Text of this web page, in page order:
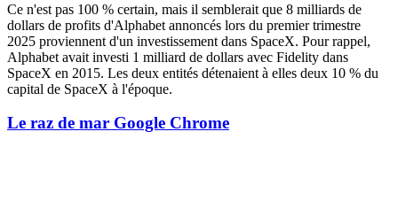
Ce n'est pas 100 % certain, mais il semblerait que 8 milliards de
dollars de profits d'Alphabet annoncés lors du premier trimestre
2025 proviennent d'un investissement dans SpaceX. Pour rappel,
Alphabet avait investi 1 milliard de dollars avec Fidelity dans
SpaceX en 2015. Les deux entités détenaient à elles deux 10 % du
capital de SpaceX à l'époque.
Le raz de mar Google Chrome